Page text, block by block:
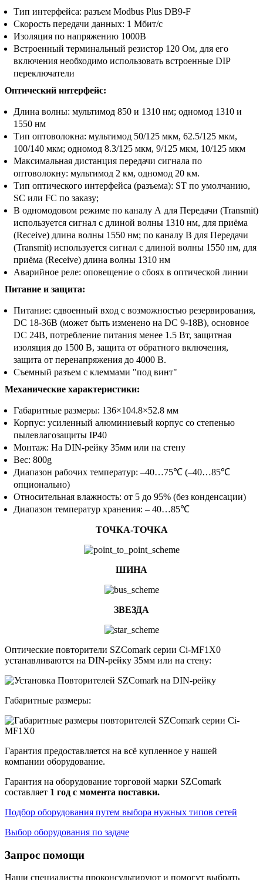
Тип интерфейса: разъем Modbus Plus DB9-F
Скорость передачи данных: 1 Мбит/с
Изоляция по напряжению 1000В
Встроенный терминальный резистор 120 Ом, для его
включения необходимо использовать встроенные DIP
переключатели
Оптический интерфейс:
Длина волны: мультимод 850 и 1310 нм; одномод 1310 и
1550 нм
Тип оптоволокна: мультимод 50/125 мкм, 62.5/125 мкм,
100/140 мкм; одномод 8.3/125 мкм, 9/125 мкм, 10/125 мкм
Максимальная дистанция передачи сигнала по
оптоволокну: мультимод 2 км, одномод 20 км.
Тип оптического интерфейса (разъема): ST по умолчанию,
SC или FC по заказу;
В одномодовом режиме по каналу А для Передачи (Transmit)
используется сигнал с длиной волны 1310 нм, для приёма
(Receive) длина волны 1550 нм; по каналу B для Передачи
(Transmit) используется сигнал с длиной волны 1550 нм, для
приёма (Receive) длина волны 1310 нм
Аварийное реле: оповещение о сбоях в оптической линии
Питание и защита:
Питание: сдвоенный вход с возможностью резервирования,
DC 18-36В (может быть изменено на DC 9-18В), основное
DC 24В, потребление питания менее 1.5 Вт, защитная
изоляция до 1500 В, защита от обратного включения,
защита от перенапряжения до 4000 В.
Съемный разъем с клеммами "под винт"
Механические характеристики:
Габаритные размеры: 136×104.8×52.8 мм
Корпус: усиленный алюминиевый корпус со степенью
пылевлагозащиты IP40
Монтаж: На DIN-рейку 35мм или на стену
Вес: 800g
Диапазон рабочих температур: –40…75℃ (–40…85℃
опционально)
Относительная влажность: от 5 до 95% (без конденсации)
Диапазон температур хранения: – 40…85℃
ТОЧКА-ТОЧКА
ШИНА
ЗВЕЗДА
Оптические повторители SZComark серии Ci-MF1X0
устанавливаются на DIN-рейку 35мм или на стену:
Габаритные размеры:
Гарантия предоставляется на всё купленное у нашей
компании оборудование.
Гарантия на оборудование торговой марки SZComark
составляет 1 год с момента поставки.
Подбор оборудования путем выбора нужных типов сетей
Выбор оборудования по задаче
Запрос помощи
Наши специалисты проконсультируют и помогут выбрать